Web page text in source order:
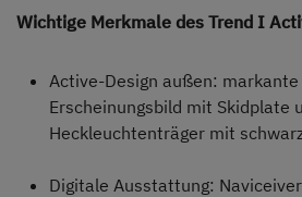
Wichtige Merkmale des Trend I
Active-Design außen:
Erscheinungsbild mit Skidplate
Heckleuchtenträger mit
Digitale Ausstattung: